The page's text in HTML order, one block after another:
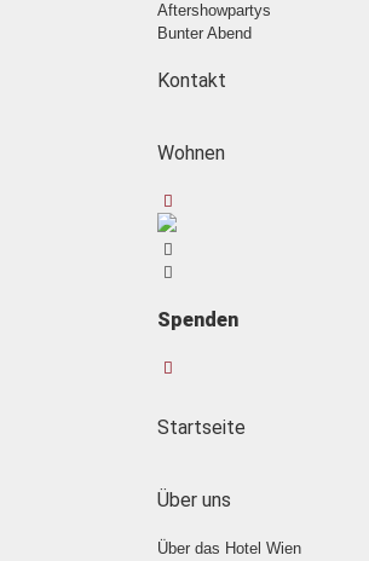
Aftershowpartys
Bunter Abend
Kontakt
Wohnen
Spenden
Startseite
Über uns
Über das Hotel Wien